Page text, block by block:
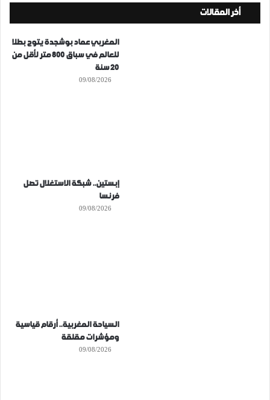
أخر المقالات
المغربي عماد بوشجدة يتوج بطلا
للعالم في سباق 800 متر لأقل من
20 سنة
09/08/2026
إبستين.. شبكة الاستغلال تصل
فرنسا
09/08/2026
السياحة المغربية.. أرقام قياسية
ومؤشرات مقلقة
09/08/2026